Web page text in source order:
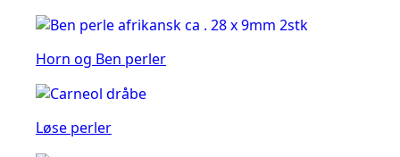
Horn og Ben perler
Løse perler